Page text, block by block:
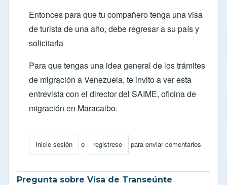
Entonces para que tu compañero tenga una visa
de turista de una año, debe regresar a su país y
solicitarla
Para que tengas una idea general de los trámites
de migración a Venezuela, te invito a ver esta
entrevista con el director del SAIME, oficina de
migración en Maracaibo.
Inicie sesión o registrese para enviar comentarios
En respuesta a Información sobre peruanopor
Pregunta sobre Visa de Transeúnte